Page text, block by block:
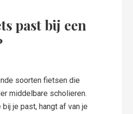
past bij een
soorten fietsen die
middelbare scholieren.
je past, hangt af van je